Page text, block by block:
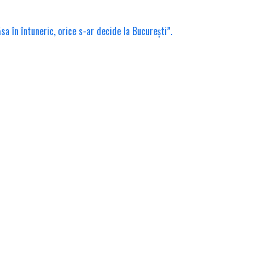
în întuneric, orice s-ar decide la București”.